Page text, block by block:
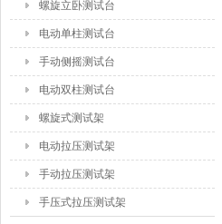
螺旋立卧测试台
电动单柱测试台
手动侧摇测试台
电动双柱测试台
螺旋式测试架
电动拉压测试架
手动拉压测试架
手压式拉压测试架